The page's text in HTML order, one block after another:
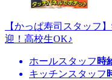
【かっぱ寿司スタッフ
迎！高校生OK♪
ホールスタッフ 時
キッチンスタッフ